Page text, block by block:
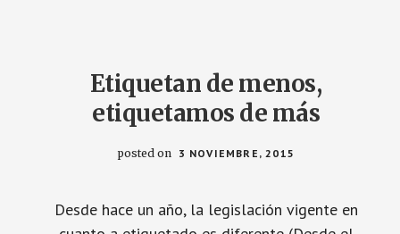
Etiquetan de menos,
etiquetamos de más
posted on 3 NOVIEMBRE, 2015
Desde hace un año, la legislación vigente en